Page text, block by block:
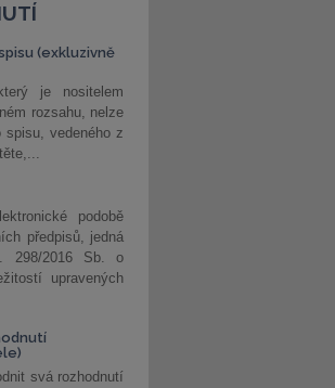
(exkluzivně
je nositelem
rozsahu, nelze
vedeného z
podobě
předpisů, jedná
298/2016 Sb. o
upravených
svá rozhodnutí